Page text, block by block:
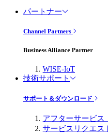
パートナー
Channel Partners
Business Alliance Partner
WISE-IoT
技術サポート
サポート＆ダウンロード
アフターサービス
サービスリクエス